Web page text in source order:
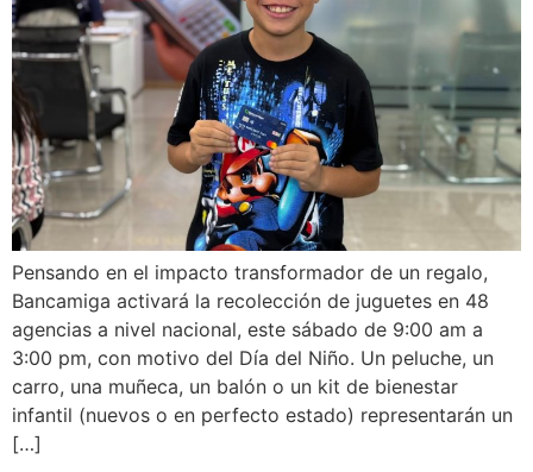
Pensando en el impacto transformador de un regalo,
Bancamiga activará la recolección de juguetes en 48
agencias a nivel nacional, este sábado de 9:00 am a
3:00 pm, con motivo del Día del Niño. Un peluche, un
carro, una muñeca, un balón o un kit de bienestar
infantil (nuevos o en perfecto estado) representarán un
[…]